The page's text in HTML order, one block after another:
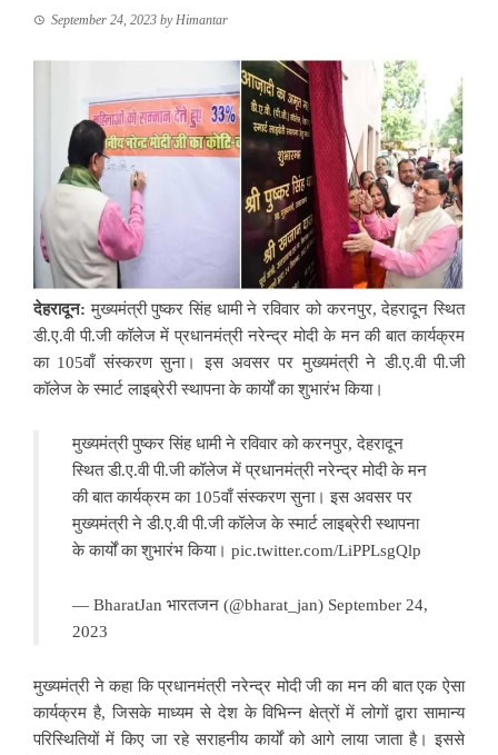
September 24, 2023 byHimantar
देहरादून: मुख्यमंत्री पुष्कर सिंह धामी ने रविवार को करनपुर, देहरादून स्थित
डी.ए.वी पी.जी कॉलेज में प्रधानमंत्री नरेन्द्र मोदी के मन की बात कार्यक्रम
का 105वाँ संस्करण सुना। इस अवसर पर मुख्यमंत्री ने डी.ए.वी पी.जी
कॉलेज के स्मार्ट लाइब्रेरी स्थापना के कार्यों का शुभारंभ किया।
मुख्यमंत्री पुष्कर सिंह धामी ने रविवार को करनपुर, देहरादून
स्थित डी.ए.वी पी.जी कॉलेज में प्रधानमंत्री नरेन्द्र मोदी के मन
की बात कार्यक्रम का 105वाँ संस्करण सुना। इस अवसर पर
मुख्यमंत्री ने डी.ए.वी पी.जी कॉलेज के स्मार्ट लाइब्रेरी स्थापना
के कार्यों का शुभारंभ किया। pic.twitter.com/LiPPLsgQlp
— BharatJan भारतजन (@bharat_jan) September 24,
2023
मुख्यमंत्री ने कहा कि प्रधानमंत्री नरेन्द्र मोदी जी का मन की बात एक ऐसा
कार्यक्रम है, जिसके माध्यम से देश के विभिन्न क्षेत्रों में लोगों द्वारा सामान्य
परिस्थितियों में किए जा रहे सराहनीय कार्यों को आगे लाया जाता है। इससे